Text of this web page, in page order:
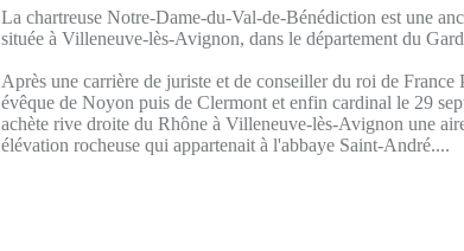
La chartreuse Notre-Dame-du-Val-de-Bénédiction est une
située à Villeneuve-lès-Avignon, dans le département du
Après une carrière de juriste et de conseiller du roi de
évêque de Noyon puis de Clermont et enfin cardinal le 29
achète rive droite du Rhône à Villeneuve-lès-Avignon une
élévation rocheuse qui appartenait à l'abbaye Saint-André....